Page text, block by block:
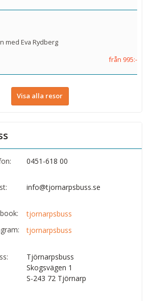
med Eva Rydberg
från 995:-
Visa alla resor
0451-618 00
info@tjornarpsbuss.se
tjornarpsbuss
tjornarpsbuss
Tjörnarpsbuss
Skogsvägen 1
S-243 72 Tjörnarp